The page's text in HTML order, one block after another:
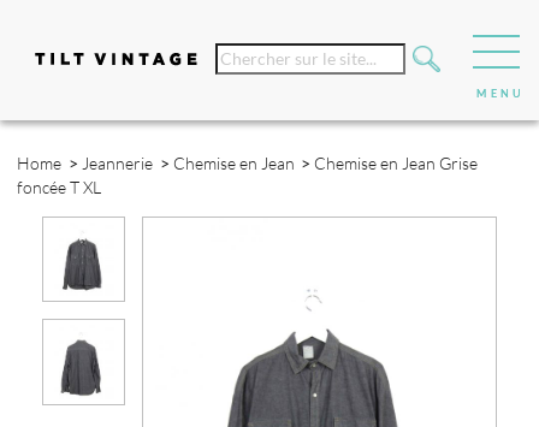
Home > Jeannerie > Chemise en Jean > Chemise en Jean Grise
foncée T XL